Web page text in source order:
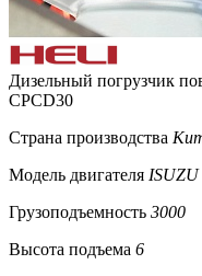
Дизельный погрузчик
CPСD30
Страна производства
Модель двигателя ISUZU
Грузоподъемность 3000
Высота подъема 6